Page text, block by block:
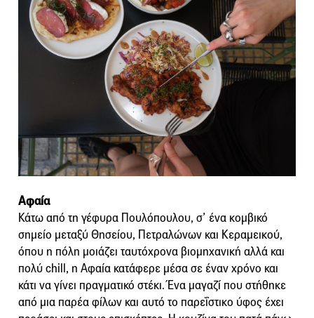
Αφαία
Κάτω από τη γέφυρα Πουλόπουλου, σ’ ένα κομβικό
σημείο μεταξύ Θησείου, Πετραλώνων και Κεραμεικού,
όπου η πόλη μοιάζει ταυτόχρονα βιομηχανική αλλά και
πολύ chill, η Αφαία κατάφερε μέσα σε έναν χρόνο και
κάτι να γίνει πραγματικό στέκι. Ένα μαγαζί που στήθηκε
από μια παρέα φίλων και αυτό το παρεΐστικο ύφος έχει